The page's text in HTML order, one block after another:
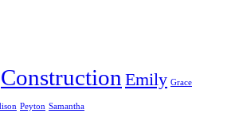
Construction Emily Grace
Peyton Samantha